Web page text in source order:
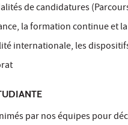
de candidatures
la formation continue et la
internationale, les
par nos équipes pour